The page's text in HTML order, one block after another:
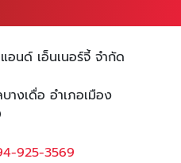
อนด์ เอ็นเนอร์จี้ จำกัด
งเดื่อ อำเภอเมือง
925-3569